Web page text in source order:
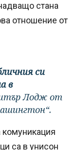
стана
отношение от
си
в
Лодж от
комуникация
са в унисон